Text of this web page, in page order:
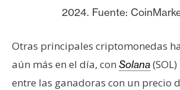
2024. Fuente:
Otras principales criptomonedas
aún más en el día, con Solana
entre las ganadoras con un precio